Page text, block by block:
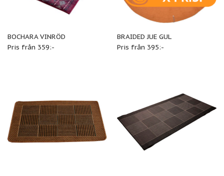
BOCHARA VINRÖD
Pris från 359:-
BRAIDED JUE GUL
Pris från 395:-